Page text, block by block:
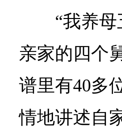
“我养
亲家的四个
谱里有40多
情地讲述自